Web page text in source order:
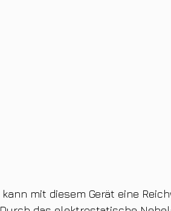
kann mit diesem Gerät eine